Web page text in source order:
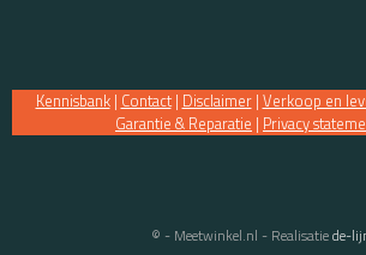
Kennisbank| Contact| Disclaimer| Verkoop en
Garantie & Reparatie | Privacy
© - Meetwinkel.nl - Realisatiede-